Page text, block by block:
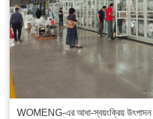
WOMENG-এর আধা-স্বয়ংক্রিয় উৎপাদন